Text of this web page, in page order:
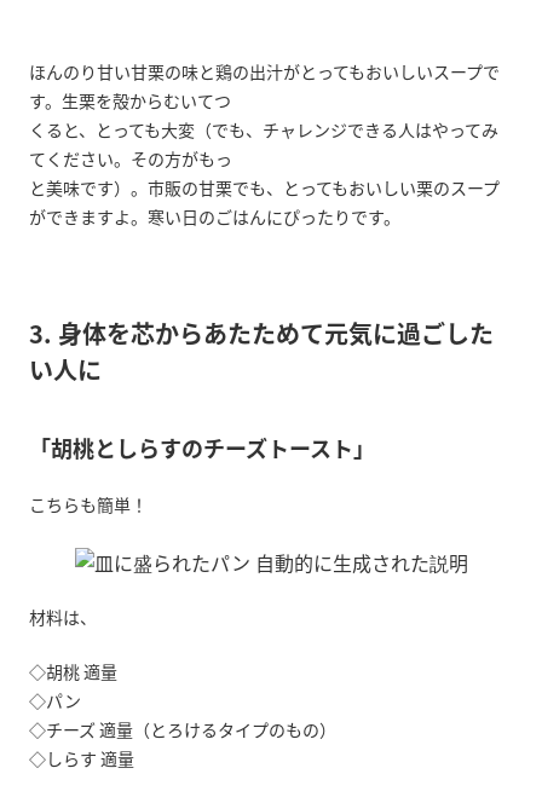
ほんのり甘い甘栗の味と鶏の出汁がとってもおいしいスープで
す。生栗を殻からむいてつ
くると、とっても大変（でも、チャレンジできる人はやってみ
てください。その方がもっ
と美味です）。市販の甘栗でも、とってもおいしい栗のスープ
ができますよ。寒い日のごはんにぴったりです。
3. 身体を芯からあたためて元気に過ごした
い人に
「胡桃としらすのチーズトースト」
こちらも簡単！
材料は、
◇胡桃 適量
◇パン
◇チーズ 適量（とろけるタイプのもの）
◇しらす 適量